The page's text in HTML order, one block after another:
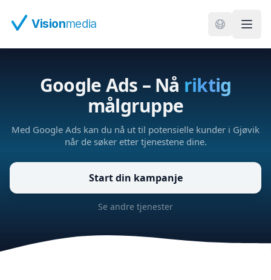
Visionmedia
Google Ads – Nå riktig
målgruppe
Med Google Ads kan du nå ut til potensielle kunder i Gjøvik
når de søker etter tjenestene dine.
Start din kampanje
Se andre tjenester